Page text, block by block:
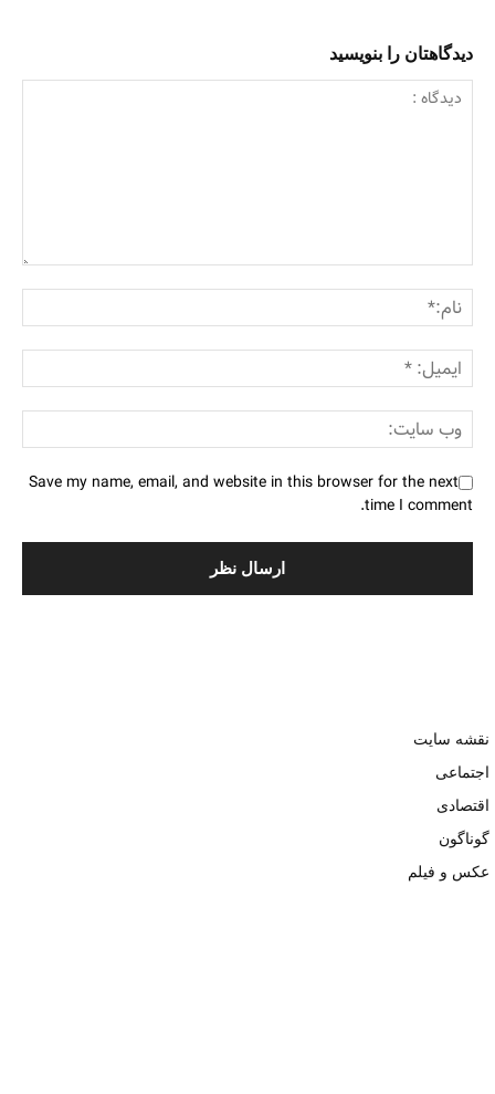
دیدگاهتان را بنویسید
Save my name, email, and website in this browser for the next
time I comment.
نقشه سایت
اجتماعی
اقتصادی
گوناگون
عکس و فیلم